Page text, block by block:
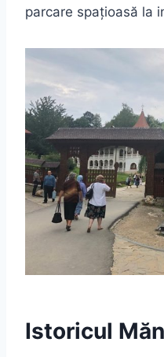
parcare spațioasă la
Istoricul